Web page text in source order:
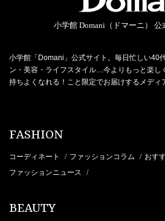
小学館 Domani（ドマーニ） 公
小学館「Domani」公式サイト。毎日忙しい40
ン・美容・ライフスタイル…今よりもっと楽し
持ちよくなれる！こと限定でお届けするメディ
FASHION
コーディネート / ファッションコラム / おす
ファッションニュース /
BEAUTY